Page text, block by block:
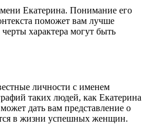
Екатерина. Понимание его
поможет вам лучше
черты характера могут быть
личности с именем
таких людей, как Екатерина
дать вам представление о
в жизни успешных женщин.